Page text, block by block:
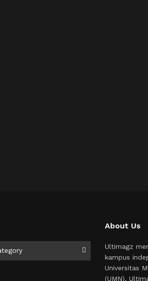
About Us
Ultimagz
kampus
Universitas
(UMN).